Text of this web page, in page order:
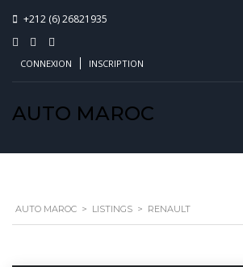
+212 (6) 26821935
CONNEXION INSCRIPTION
AUTO MAROC
AUTO MAROC > LISTINGS > RENAULT